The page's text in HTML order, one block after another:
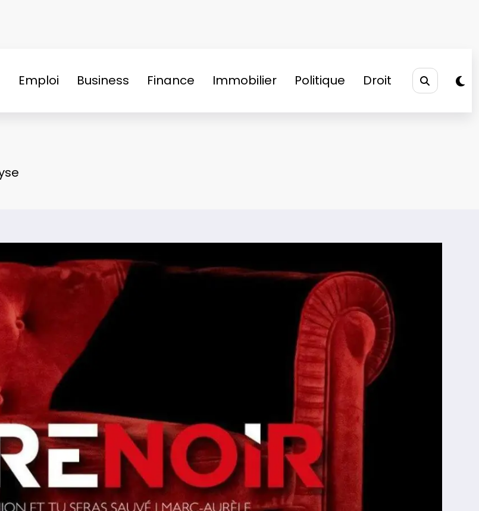
Emploi Business Finance Immobilier Politique Droit